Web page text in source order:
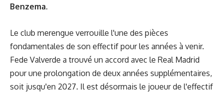
Benzema.
Le club merengue verrouille l'une des pièces
fondamentales de son effectif pour les années à venir.
Fede Valverde a trouvé un accord avec le Real Madrid
pour une prolongation de deux années supplémentaires,
soit jusqu'en 2027. Il est désormais le joueur de l'effectif